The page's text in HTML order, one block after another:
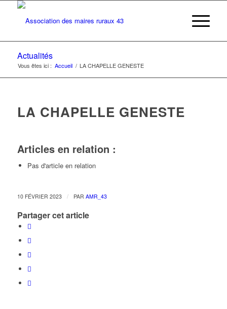
Actualités
Vous êtes ici : Accueil / LA CHAPELLE GENESTE
LA CHAPELLE GENESTE
Articles en relation :
Pas d'article en relation
10 FÉVRIER 2023 / PAR AMR_43
Partager cet article